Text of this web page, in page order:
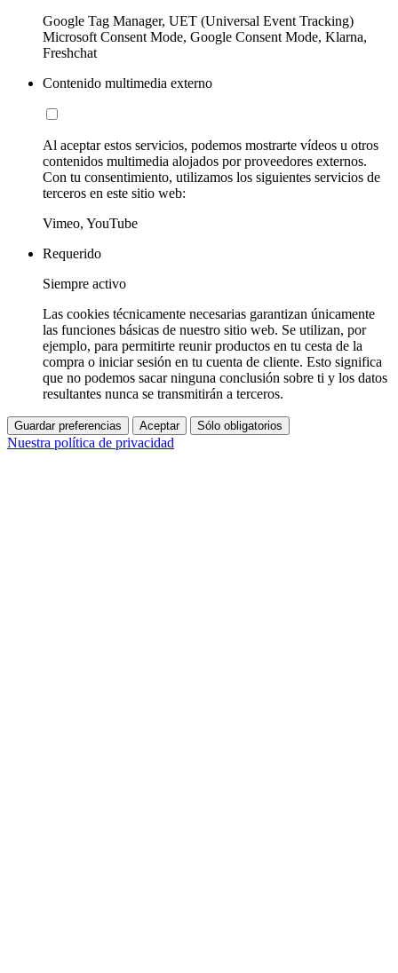
Google Tag Manager, UET (Universal Event Tracking)
Microsoft Consent Mode, Google Consent Mode, Klarna,
Freshchat
Contenido multimedia externo
Al aceptar estos servicios, podemos mostrarte vídeos u otros
contenidos multimedia alojados por proveedores externos.
Con tu consentimiento, utilizamos los siguientes servicios de
terceros en este sitio web:
Vimeo, YouTube
Requerido
Siempre activo
Las cookies técnicamente necesarias garantizan únicamente
las funciones básicas de nuestro sitio web. Se utilizan, por
ejemplo, para permitirte reunir productos en tu cesta de la
compra o iniciar sesión en tu cuenta de cliente. Esto significa
que no podemos sacar ninguna conclusión sobre ti y los datos
resultantes nunca se transmitirán a terceros.
Guardar preferencias Aceptar Sólo obligatorios
Nuestra política de privacidad